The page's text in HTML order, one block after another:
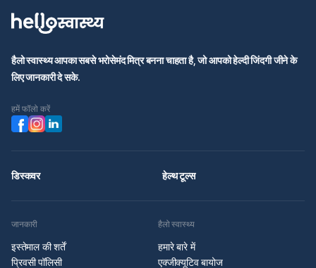
हैलो स्वास्थ्य आपका सबसे भरोसेमंद मित्र बनना चाहता है, जो आपको हेल्दी जिंदगी जीने के
लिए जानकारी दे सके.
हमें फॉलो करें
डिस्कवर हेल्थ टूल्स
जानकारी
इस्तेमाल की शर्तें
प्रिवसी पॉलिसी
हैलो स्वास्थ्य
हमारे बारे में
एक्जीक्यूटिव बायोज